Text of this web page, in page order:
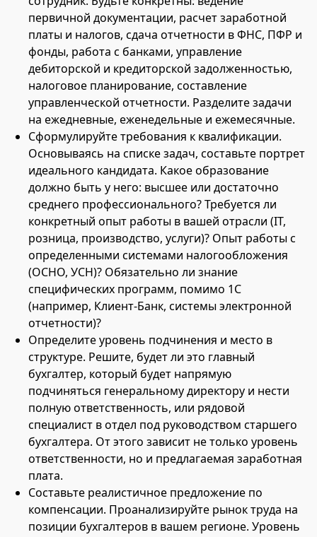
первичной документации, расчет заработной
платы и налогов, сдача отчетности в ФНС, ПФР и
фонды, работа с банками, управление
дебиторской и кредиторской задолженностью,
налоговое планирование, составление
управленческой отчетности. Разделите задачи
на ежедневные, еженедельные и ежемесячные.
Сформулируйте требования к квалификации.
Основываясь на списке задач, составьте портрет
идеального кандидата. Какое образование
должно быть у него: высшее или достаточно
среднего профессионального? Требуется ли
конкретный опыт работы в вашей отрасли (IT,
розница, производство, услуги)? Опыт работы с
определенными системами налогообложения
(ОСНО, УСН)? Обязательно ли знание
специфических программ, помимо 1С
(например, Клиент-Банк, системы электронной
отчетности)?
Определите уровень подчинения и место в
структуре. Решите, будет ли это главный
бухгалтер, который будет напрямую
подчиняться генеральному директору и нести
полную ответственность, или рядовой
специалист в отдел под руководством старшего
бухгалтера. От этого зависит не только уровень
ответственности, но и предлагаемая заработная
плата.
Составьте реалистичное предложение по
компенсации. Проанализируйте рынок труда на
позиции бухгалтеров в вашем регионе. Уровень